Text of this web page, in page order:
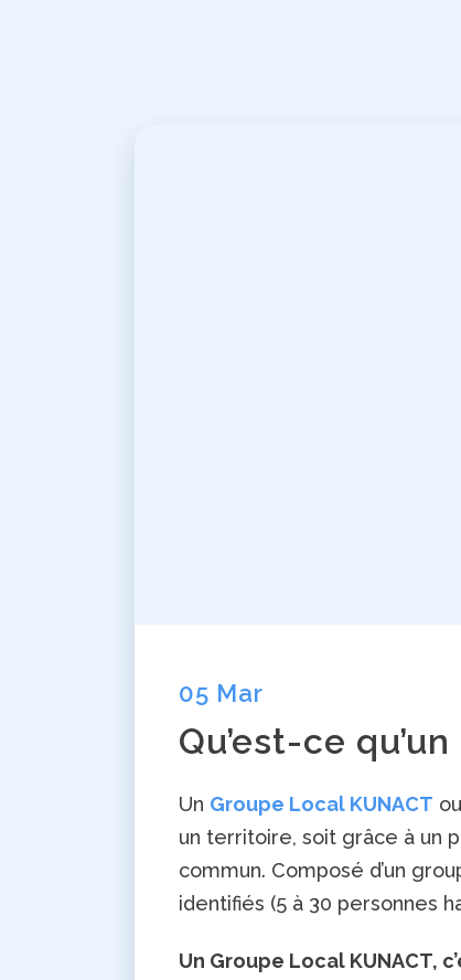
05 Mar
Qu’est-ce
Un Groupe Local KUNACT
un territoire, soit grâce à un
commun. Composé d’un
identifiés (5 à 30 personnes
Un Groupe Local KUNACT,